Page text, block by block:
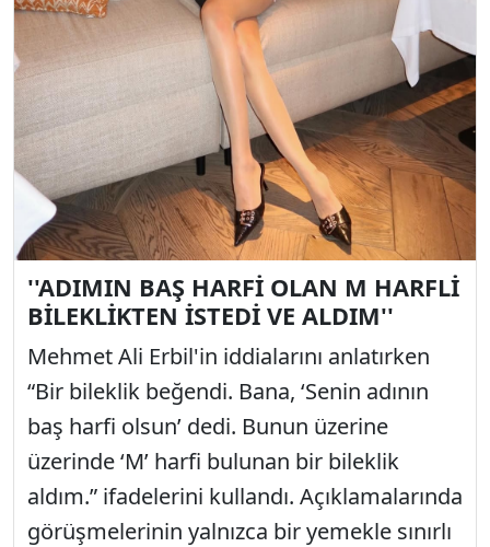
''ADIMIN BAŞ HARFİ OLAN M HARFLİ
BİLEKLİKTEN İSTEDİ VE ALDIM''
Mehmet Ali Erbil'in iddialarını anlatırken
“Bir bileklik beğendi. Bana, ‘Senin adının
baş harfi olsun’ dedi. Bunun üzerine
üzerinde ‘M’ harfi bulunan bir bileklik
aldım.” ifadelerini kullandı. Açıklamalarında
görüşmelerinin yalnızca bir yemekle sınırlı